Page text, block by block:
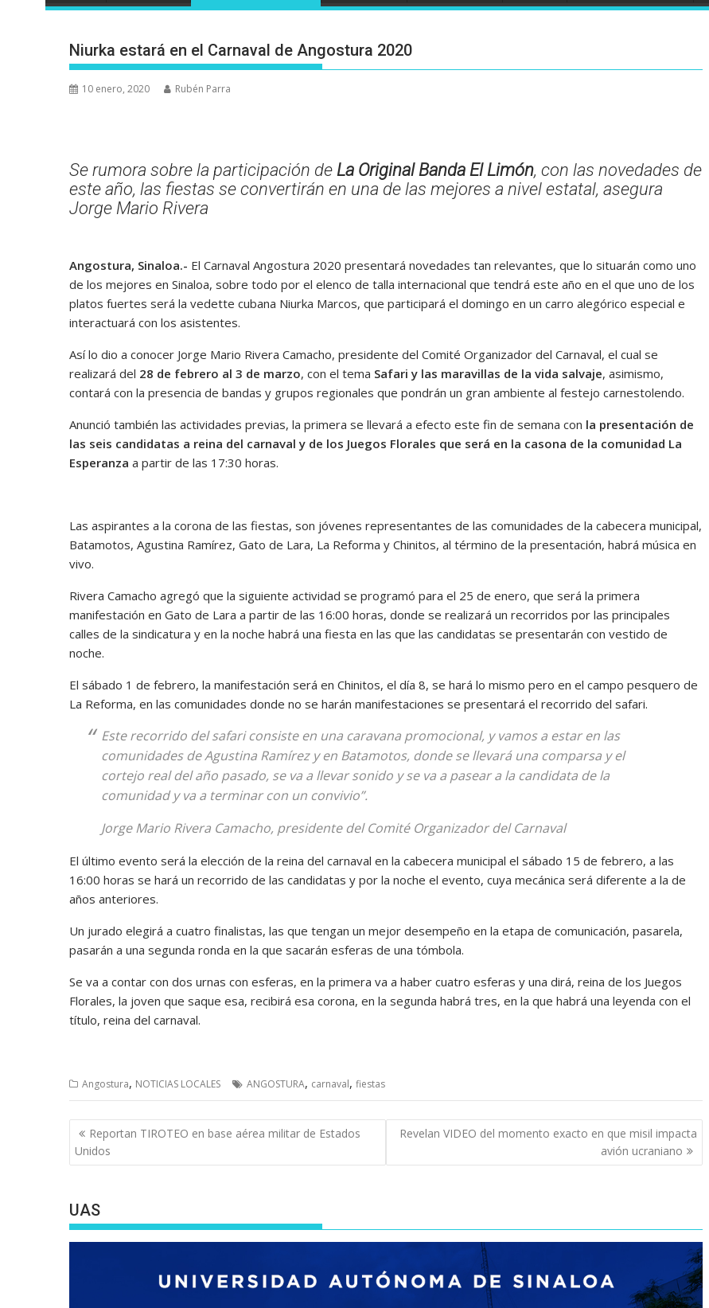
Niurka estará en el Carnaval de Angostura 2020
10 enero, 2020 Rubén Parra
Se rumora sobre la participación de La Original Banda El Limón, con las novedades de
este año, las fiestas se convertirán en una de las mejores a nivel estatal, asegura
Jorge Mario Rivera
Angostura, Sinaloa.- El Carnaval Angostura 2020 presentará novedades tan relevantes, que lo situarán como uno
de los mejores en Sinaloa, sobre todo por el elenco de talla internacional que tendrá este año en el que uno de los
platos fuertes será la vedette cubana Niurka Marcos, que participará el domingo en un carro alegórico especial e
interactuará con los asistentes.
Así lo dio a conocer Jorge Mario Rivera Camacho, presidente del Comité Organizador del Carnaval, el cual se
realizará del 28 de febrero al 3 de marzo, con el tema Safari y las maravillas de la vida salvaje, asimismo,
contará con la presencia de bandas y grupos regionales que pondrán un gran ambiente al festejo carnestolendo.
Anunció también las actividades previas, la primera se llevará a efecto este fin de semana con la presentación de
las seis candidatas a reina del carnaval y de los Juegos Florales que será en la casona de la comunidad La
Esperanza a partir de las 17:30 horas.
Las aspirantes a la corona de las fiestas, son jóvenes representantes de las comunidades de la cabecera municipal,
Batamotos, Agustina Ramírez, Gato de Lara, La Reforma y Chinitos, al término de la presentación, habrá música en
vivo.
Rivera Camacho agregó que la siguiente actividad se programó para el 25 de enero, que será la primera
manifestación en Gato de Lara a partir de las 16:00 horas, donde se realizará un recorridos por las principales
calles de la sindicatura y en la noche habrá una fiesta en las que las candidatas se presentarán con vestido de
noche.
El sábado 1 de febrero, la manifestación será en Chinitos, el día 8, se hará lo mismo pero en el campo pesquero de
La Reforma, en las comunidades donde no se harán manifestaciones se presentará el recorrido del safari.
Este recorrido del safari consiste en una caravana promocional, y vamos a estar en las
comunidades de Agustina Ramírez y en Batamotos, donde se llevará una comparsa y el
cortejo real del año pasado, se va a llevar sonido y se va a pasear a la candidata de la
comunidad y va a terminar con un convivio”.
Jorge Mario Rivera Camacho, presidente del Comité Organizador del Carnaval
El último evento será la elección de la reina del carnaval en la cabecera municipal el sábado 15 de febrero, a las
16:00 horas se hará un recorrido de las candidatas y por la noche el evento, cuya mecánica será diferente a la de
años anteriores.
Un jurado elegirá a cuatro finalistas, las que tengan un mejor desempeño en la etapa de comunicación, pasarela,
pasarán a una segunda ronda en la que sacarán esferas de una tómbola.
Se va a contar con dos urnas con esferas, en la primera va a haber cuatro esferas y una dirá, reina de los Juegos
Florales, la joven que saque esa, recibirá esa corona, en la segunda habrá tres, en la que habrá una leyenda con el
título, reina del carnaval.
Angostura, NOTICIAS LOCALES ANGOSTURA, carnaval, fiestas
Navegación
de
entradas
Reportan TIROTEO en base aérea militar de Estados
Unidos
Revelan VIDEO del momento exacto en que misil impacta
avión ucraniano
UAS